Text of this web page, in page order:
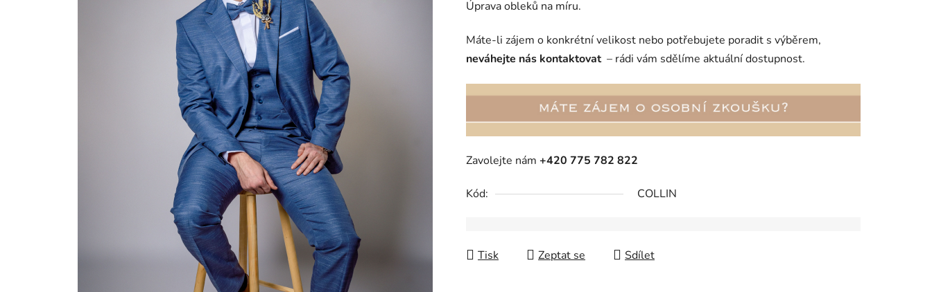
Úprava obleků na míru.
Máte-li zájem o konkrétní velikost nebo potřebujete poradit s výběrem,
neváhejte nás kontaktovat – rádi vám sdělíme aktuální dostupnost.
Zavolejte nám +420 775 782 822
Kód: COLLIN
Tisk Zeptat se Sdílet